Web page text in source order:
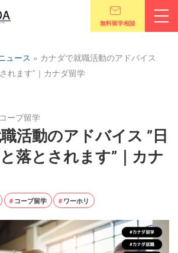
無料留学相談
ュース » カナダで就職活動のアドバイス
れます”｜カナダ留学
コープ留学
活動のアドバイス ”日
落とされます”｜カナ
コープ留学 ワーホリ